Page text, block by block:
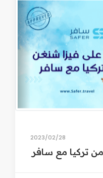
28‏/02‏/2023
تركيا مع سافر